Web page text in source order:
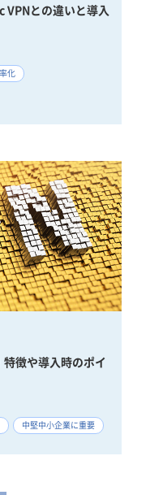
VPNとの違いと導入
化
特徴や導入時のポイ
中堅中小企業に重要